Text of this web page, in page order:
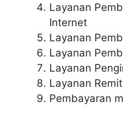
Layanan
Internet
Layanan
Layanan
Layanan
Layanan
Pembayaran